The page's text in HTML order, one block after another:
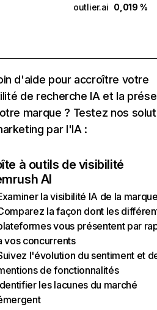
outlier.ai 0,019 %
d'aide pour accroître votre
de recherche IA et la
marque ? Testez nos
par l'IA :
à outils de visibilité
AI
la visibilité IA de la
la façon dont les
vous présentent par
vos concurrents
l'évolution du sentiment et
de fonctionnalités
les lacunes du marché